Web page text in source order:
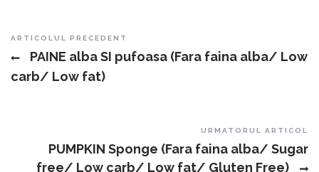
Post navigation
ARTICOLUL PRECEDENT
PAINE alba SI pufoasa (Fara faina alba/ Low
carb/ Low fat)
URMATORUL ARTICOL
PUMPKIN Sponge (Fara faina alba/ Sugar
free/ Low carb/ Low fat/ Gluten Free)